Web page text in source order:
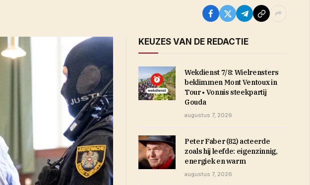
KEUZES VAN DE REDACTIE
Wekdienst 7/8: Wielrensters
beklimmen Mont Ventoux in
Tour • Vonnis steekpartij
Gouda
augustus 7, 2026
Peter Faber (82) acteerde
zoals hij leefde: eigenzinnig,
energiek en warm
augustus 7, 2026